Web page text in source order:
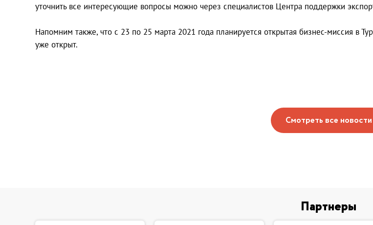
уточнить все интересующие вопросы можно через специалистов Центра поддержки
Напомним также, что с 23 по 25 марта 2021 года планируется открытая бизнес-миссия в
уже открыт.
Смотреть все новости
Партнеры